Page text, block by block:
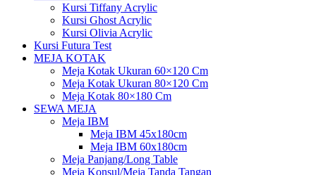
Kursi Tiffany Acrylic
Kursi Ghost Acrylic
Kursi Olivia Acrylic
Kursi Futura Test
MEJA KOTAK
Meja Kotak Ukuran 60×120 Cm
Meja Kotak Ukuran 80×120 Cm
Meja Kotak 80×180 Cm
SEWA MEJA
Meja IBM
Meja IBM 45x180cm
Meja IBM 60x180cm
Meja Panjang/Long Table
Meja Konsul/Meja Tanda Tangan